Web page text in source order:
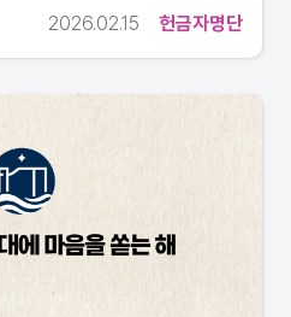
헌금자명단
2026.02.15